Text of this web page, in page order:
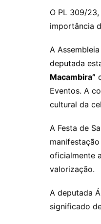
O PL 309/
importância
A
deputada
Macambira”
Eventos. A
cultural da
A Festa de
oficialmente
valorização.
A deputada
significado